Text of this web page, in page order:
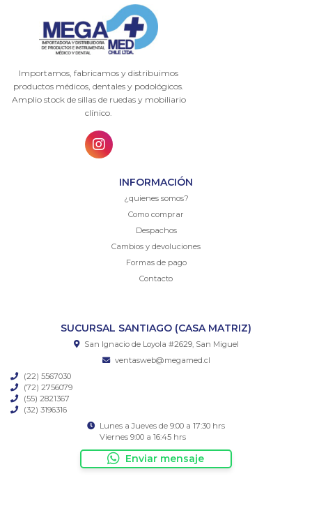
Importamos, fabricamos y distribuimos
productos médicos, dentales y podológicos.
Amplio stock de sillas de ruedas y mobiliario
clínico.
INFORMACIÓN
¿quienes somos?
Como comprar
Despachos
Cambios y devoluciones
Formas de pago
Contacto
SUCURSAL SANTIAGO (CASA MATRIZ)
San Ignacio de Loyola #2629, San Miguel
ventasweb@megamed.cl
(22) 5567030
(72) 2756079
(55) 2821367
(32) 3196316
Lunes a Jueves de 9:00 a 17:30 hrs
Viernes 9:00 a 16:45 hrs
Enviar mensaje